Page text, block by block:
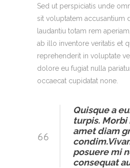
Sed ut perspiciatis unde
sit voluptatem accusantium
laudantiu totam rem
ab illo inventore veritatis et
reprehenderit in voluptate
dolore eu fugiat nulla
occaecat cupidatat none.
Quisque a
turpis.
amet diam
posuere mi
consequat